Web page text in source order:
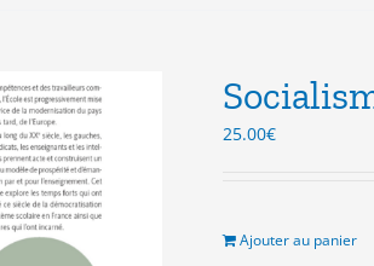
25.00€
Ajouter au panier